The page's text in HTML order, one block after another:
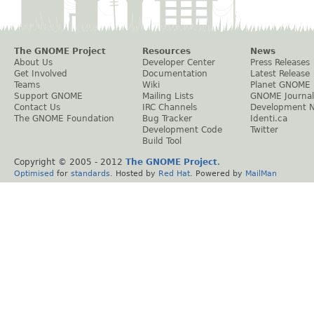
The GNOME Project
About Us
Get Involved
Teams
Support GNOME
Contact Us
The GNOME Foundation
Resources
Developer Center
Documentation
Wiki
Mailing Lists
IRC Channels
Bug Tracker
Development Code
Build Tool
News
Press Releases
Latest Release
Planet GNOME
GNOME Journal
Development
Identi.ca
Twitter
Copyright © 2005 - 2012 The GNOME Project.
Optimised for standards . Hosted by Red Hat . Powered by MailMan